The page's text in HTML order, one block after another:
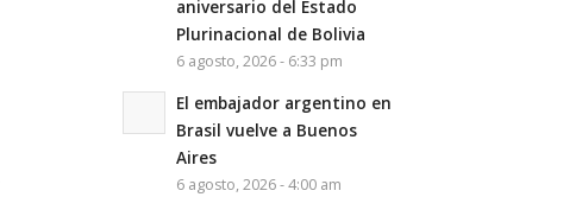
aniversario del Estado
Plurinacional de Bolivia
6 agosto, 2026 - 6:33 pm
El embajador argentino en
Brasil vuelve a Buenos
Aires
6 agosto, 2026 - 4:00 am